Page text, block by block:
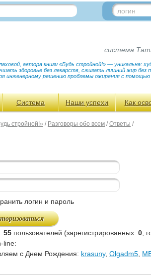
логин
система
автора книги «Будь стройной!» — уникальна:
здоровье без лекарств, сжигать лишний жир
инженерному решению проблемы ожирения с
Система Наши успехи Как
стройной!» / Разговоры обо всем /Ответы /
логин и пароль
55 пользователей (зарегистрированных: 0 ,
line:
с Днем Рождения: krasuny, Olgadm5